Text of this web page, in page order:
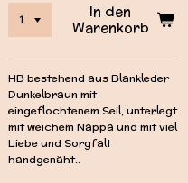
In den
Warenkorb
HB bestehend aus Blankleder
Dunkelbraun mit
eingeflochtenem Seil, unterlegt
mit weichem Nappa und mit viel
Liebe und Sorgfalt
handgenäht..